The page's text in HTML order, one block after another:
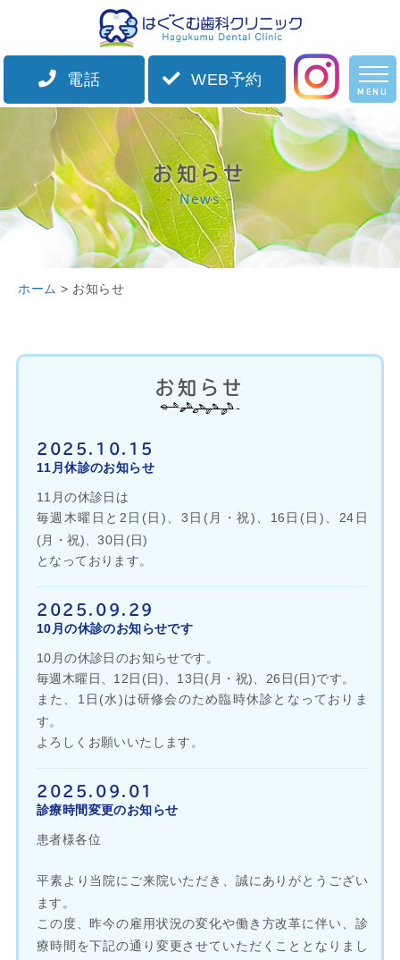
電話 WEB予約
MENU
ホーム
院長紹介
診療案内
施設案内
お知らせ
お知らせ
News
ホーム> お知らせ
お知らせ
2025.10.15
11月休診のお知らせ
11月の休診日は
毎週木曜日と2日(日)、3日(月・祝)、16日(日)、24日
(月・祝)、30日(日)
となっております。
2025.09.29
10月の休診のお知らせです
10月の休診日のお知らせです。
毎週木曜日、12日(日)、13日(月・祝)、26日(日)です。
また、1日(水)は研修会のため臨時休診となっておりま
す。
よろしくお願いいたします。
2025.09.01
診療時間変更のお知らせ
患者様各位
平素より当院にご来院いただき、誠にありがとうござい
ます。
この度、昨今の雇用状況の変化や働き方改革に伴い、診
療時間を下記の通り変更させていただくこととなりまし